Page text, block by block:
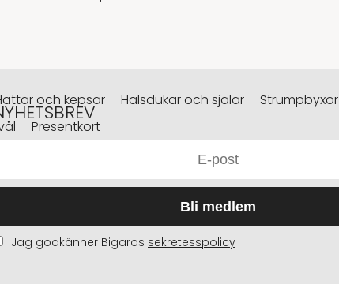
och kepsar Halsdukar och sjalar
Strumpbyxor
Presentkort
Bli medlem
Jag godkänner Bigaros sekretesspolicy